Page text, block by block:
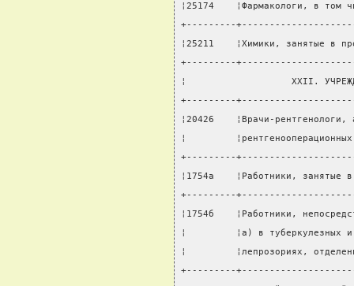
¦25174    ¦Фармакологи, в
+---------
¦25211    ¦Химики, занятые в
+---------
¦                   XXII.
+---------
¦20426    ¦Врачи-
¦
+---------
¦1754а    ¦Работники,
+---------
¦1754б    ¦Работники,
¦         ¦а) в туберкулезных
¦         ¦лепрозориях,
+---------